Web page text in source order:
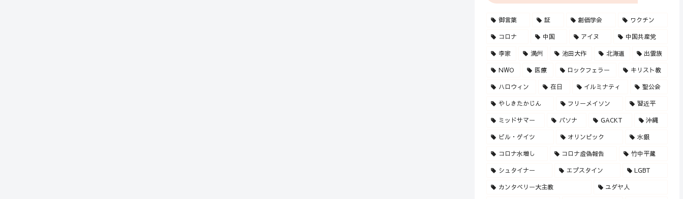
御言葉 証 創価学会 ワクチン
コロナ 中国 アイヌ 中国共産党
李家 満州 池田大作 北海道 出雲族
NWO 医療 ロックフェラー キリスト教
ハロウィン 在日 イルミナティ 聖公会
やしきたかじん フリーメイソン 習近平
ミッドサマー パソナ GACKT 沖縄
ビル・ゲイツ オリンピック 水銀
コロナ水増し コロナ虚偽報告 竹中平蔵
シュタイナー エプスタイン LGBT
カンタベリー大主教 ユダヤ人